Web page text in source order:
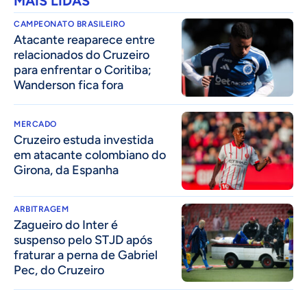
CAMPEONATO BRASILEIRO
Atacante reaparece entre
relacionados do Cruzeiro
para enfrentar o Coritiba;
Wanderson fica fora
MERCADO
Cruzeiro estuda investida
em atacante colombiano do
Girona, da Espanha
ARBITRAGEM
Zagueiro do Inter é
suspenso pelo STJD após
fraturar a perna de Gabriel
Pec, do Cruzeiro